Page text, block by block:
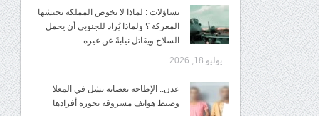
تساؤلات : لماذا لا تخوض المملكة بجيشها
المعركة ؟ ولماذا يُراد للجنوبي أن يحمل
السلاح ويقاتل نيابةً عن غيره
يوليو 18, 2026
عدن.. الإطاحة بعصابة نشل في المعلا
وضبط هواتف مسروقة بحوزة أفرادها